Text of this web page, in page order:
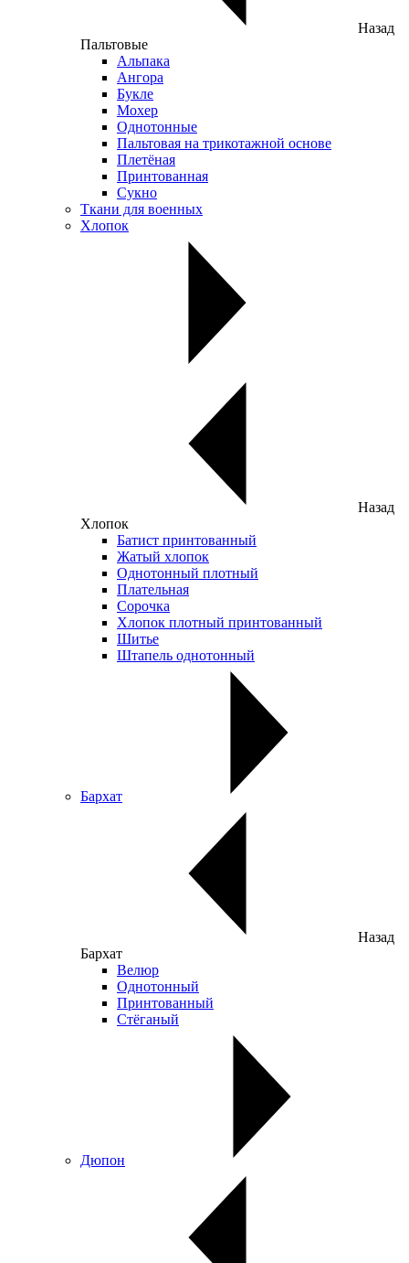
Назад
Пальтовые
Альпака
Ангора
Букле
Мохер
Однотонные
Пальтовая на трикотажной основе
Плетёная
Принтованная
Сукно
Ткани для военных
Хлопок
Назад
Хлопок
Батист принтованный
Жатый хлопок
Однотонный плотный
Плательная
Сорочка
Хлопок плотный принтованный
Шитье
Штапель однотонный
Бархат
Назад
Бархат
Велюр
Однотонный
Принтованный
Стёганый
Дюпон